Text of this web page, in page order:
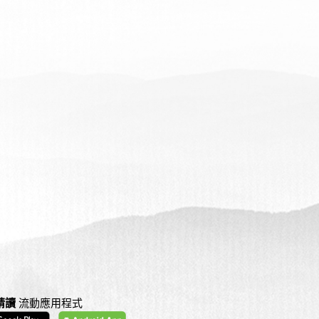
讀流動應用程式